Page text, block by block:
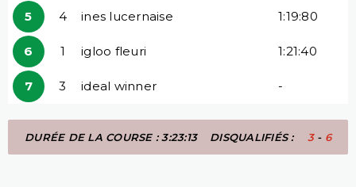
5 4 ines lucernaise 1:19:80
6 1 igloo fleuri 1:21:40
7 3 ideal winner -
DURÉE DE LA COURSE : 3:23:13 DISQUALIFIÉS : 3- 6